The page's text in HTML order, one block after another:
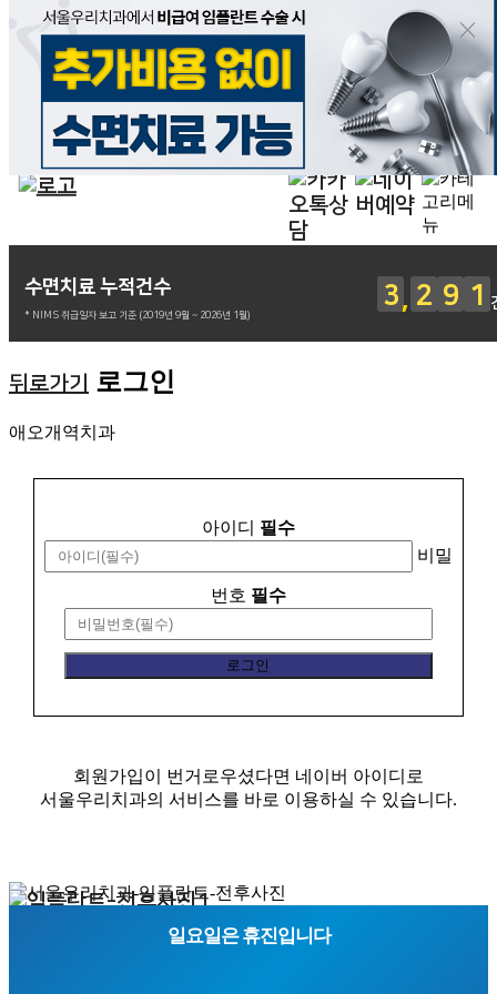
수면치료 누적건수
* NIMS 취급일자 보고 기준 (2019년 9월 ~ 2026년 1월)
3 2 9 1
뒤로가기 로그인
애오개역치과
아이디 필수
비밀
번호 필수
회원가입이 번거로우셨다면 네이버 아이디로
서울우리치과의 서비스를 바로 이용하실 수 있습니다.
일요일은 휴진입니다